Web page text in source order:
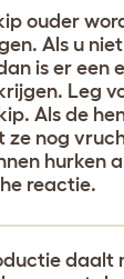
ouder
Als u
is er een
Leg
Als de
nog
hurken
reactie.
daalt